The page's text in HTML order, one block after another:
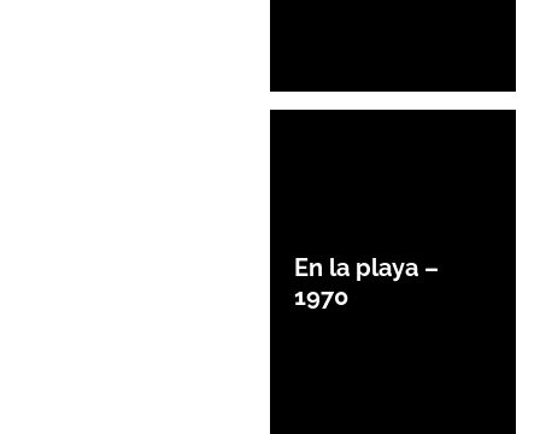
En la playa –
1970